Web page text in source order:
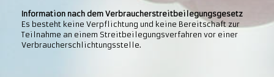
Information nach dem Verbraucherstreitbeilegungsgesetz
Es besteht keine Verpflichtung und keine Bereitschaft zur
Teilnahme an einem Streitbeilegungsverfahren vor einer
Verbraucherschlichtungsstelle.